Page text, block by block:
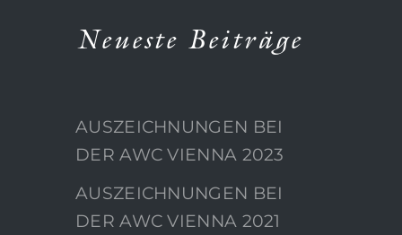
Neueste Beiträge
AUSZEICHNUNGEN BEI
DER AWC VIENNA 2023
AUSZEICHNUNGEN BEI
DER AWC VIENNA 2021